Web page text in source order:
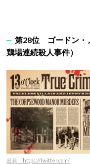
第28位 ゴードン・
鶏場連続殺人事件）
出典：https://twitter.com/